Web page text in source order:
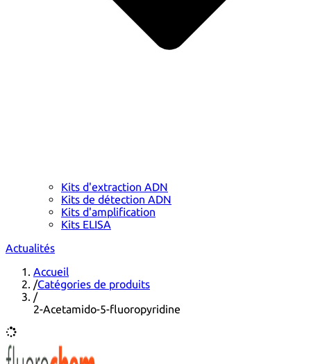
Kits d'extraction ADN
Kits de détection ADN
Kits d'amplification
Kits ELISA
Actualités
Accueil
/Catégories de produits
/
2-Acetamido-5-fluoropyridine